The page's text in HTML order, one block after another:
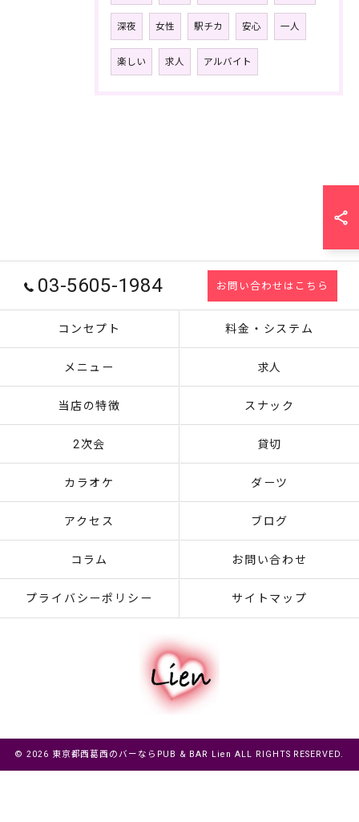
深夜 女性 駅チカ 安心 一人
楽しい 求人 アルバイト
03-5605-1984 お問い合わせはこちら
コンセプト 料金・システム
メニュー 求人
当店の特徴 スナック
2次会 貸切
カラオケ ダーツ
アクセス ブログ
コラム お問い合わせ
プライバシーポリシー サイトマップ
© 2026 東京都西葛西のバーならPUB & BAR Lien ALL RIGHTS RESERVED.